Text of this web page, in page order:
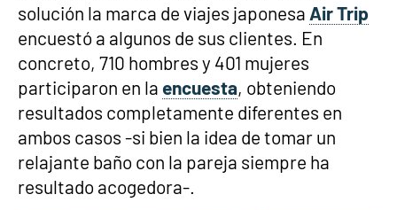
solución la marca de viajes japonesa Air Trip
encuestó a algunos de sus clientes. En
concreto, 710 hombres y 401 mujeres
participaron en la encuesta, obteniendo
resultados completamente diferentes en
ambos casos -si bien la idea de tomar un
relajante baño con la pareja siempre ha
resultado acogedora-.